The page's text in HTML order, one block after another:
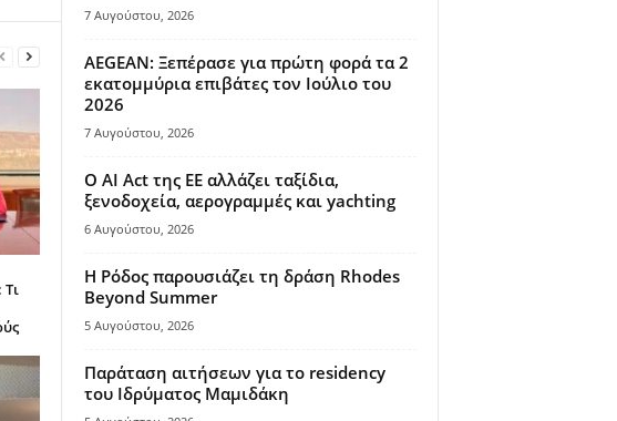
7 Αυγούστου, 2026
AEGEAN: Ξεπέρασε για πρώτη φορά τα 2
εκατομμύρια επιβάτες τον Ιούλιο του
2026
7 Αυγούστου, 2026
Ο AI Act της ΕΕ αλλάζει ταξίδια,
ξενοδοχεία, αερογραμμές και yachting
6 Αυγούστου, 2026
Η Ρόδος παρουσιάζει τη δράση Rhodes
Beyond Summer
5 Αυγούστου, 2026
Παράταση αιτήσεων για το residency
του Ιδρύματος Μαμιδάκη